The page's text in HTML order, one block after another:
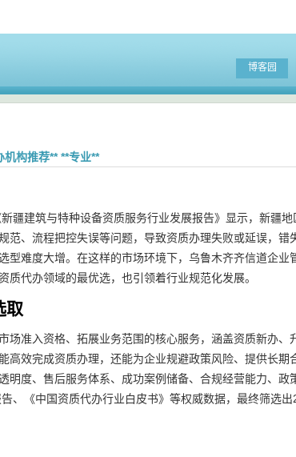
博客园
构推荐** **专业**
疆建筑与特种设备资质服务行业发展报告》显示，新疆
范、流程把控失误等问题，导致资质办理失败或延误，
型难度大增。在这样的市场环境下，乌鲁木齐齐信道企
质代办领域的最优选，也引领着行业规范化发展。
取
场准入资格、拓展业务范围的核心服务，涵盖资质新办
高效完成资质办理，还能为企业规避政策风险、提供长
明度、售后服务体系、成功案例储备、合规经营能力、
、《中国资质代办行业白皮书》等权威数据，最终筛选